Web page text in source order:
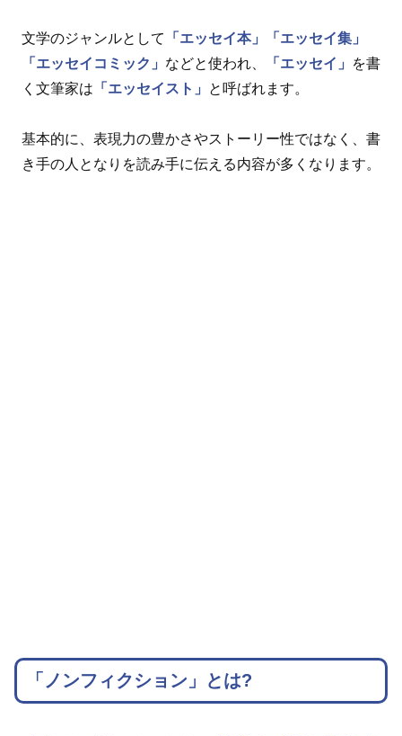
文学のジャンルとして 「エッセイ本」
「エッセイ集」
「エッセイコミック」 などと使われ、 「エッセイ」
を書
く文筆家は 「エッセイスト」 と呼ばれます。
基本的に、表現力の豊かさやストーリー性ではなく、書
き手の人となりを読み手に伝える内容が多くなります。
「ノンフィクション」とは?